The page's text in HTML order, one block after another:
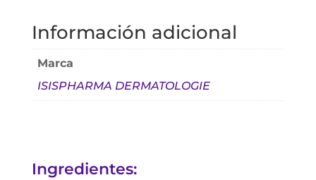
Información adicional
Marca
ISISPHARMA DERMATOLOGIE
Ingredientes: